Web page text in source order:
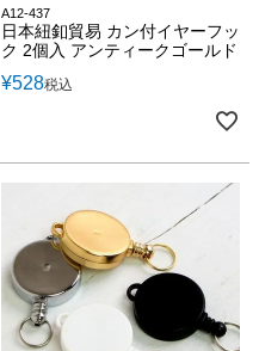
A12-437
日本紐釦貿易 カン付イヤーフッ
ク 2個入 アンティークゴールド
¥528税込